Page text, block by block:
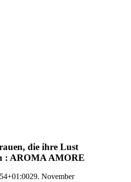
die ihre Lust
: AROMA AMORE
29. November